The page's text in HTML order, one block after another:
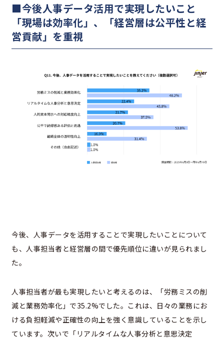
■今後人事データ活用で実現したいこと
「現場は効率化」、「経営層は公平性と経
営貢献」を重視
今後、人事データを活用することで実現したいことについて
も、人事担当者と経営層の間で優先順位に違いが見られまし
た。
人事担当者が最も実現したいと考えるのは、「労務ミスの削
減と業務効率化」で35.2%でした。これは、日々の業務にお
ける負担軽減や正確性の向上を強く意識していることを示し
ています。次いで「リアルタイムな人事分析と意思決定